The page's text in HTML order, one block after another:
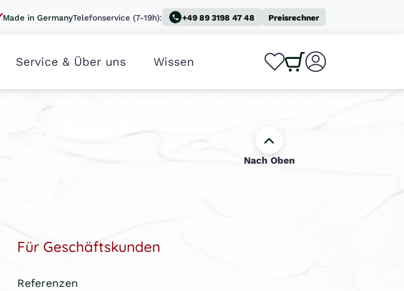
Made in GermanyTelefonservice (7-19h): +49 89 3198 47 48 Preisrechner
Service & Über uns Wissen 0
Nach Oben
Für Geschäftskunden
Referenzen